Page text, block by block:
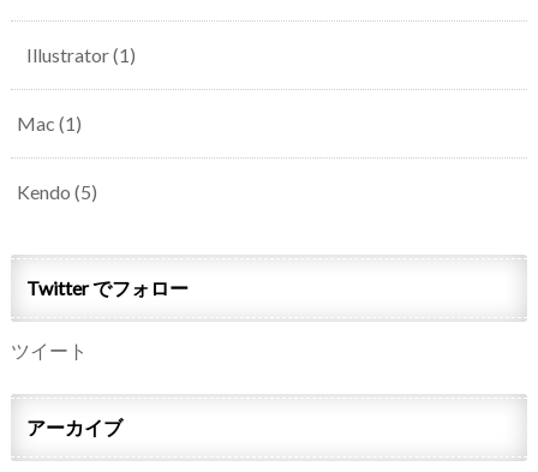
Illustrator(1)
Mac (1)
Kendo (5)
Twitter でフォロー
ツイート
アーカイブ